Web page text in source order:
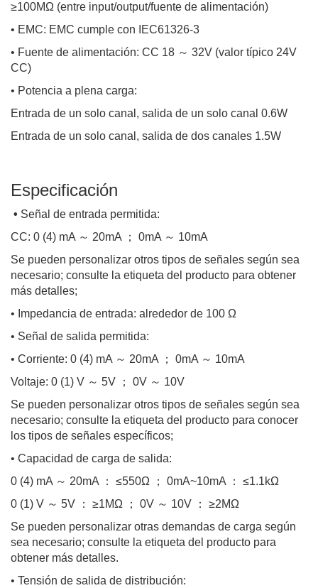
≥100MΩ (entre input/output/fuente de alimentación)
• EMC: EMC cumple con IEC61326-3
• Fuente de alimentación: CC 18 ～ 32V (valor típico 24V
CC)
• Potencia a plena carga:
Entrada de un solo canal, salida de un solo canal 0.6W
Entrada de un solo canal, salida de dos canales 1.5W
Especificación
• Señal de entrada permitida:
CC: 0 (4) mA ～ 20mA ； 0mA ～ 10mA
Se pueden personalizar otros tipos de señales según sea
necesario; consulte la etiqueta del producto para obtener
más detalles;
• Impedancia de entrada: alrededor de 100 Ω
• Señal de salida permitida:
• Corriente: 0 (4) mA ～ 20mA ； 0mA ～ 10mA
Voltaje: 0 (1) V ～ 5V ； 0V ～ 10V
Se pueden personalizar otros tipos de señales según sea
necesario; consulte la etiqueta del producto para conocer
los tipos de señales específicos;
• Capacidad de carga de salida:
0 (4) mA ～ 20mA ： ≤550Ω ； 0mA~10mA ： ≤1.1kΩ
0 (1) V ～ 5V ： ≥1MΩ ； 0V ～ 10V ： ≥2MΩ
Se pueden personalizar otras demandas de carga según
sea necesario; consulte la etiqueta del producto para
obtener más detalles.
• Tensión de salida de distribución: